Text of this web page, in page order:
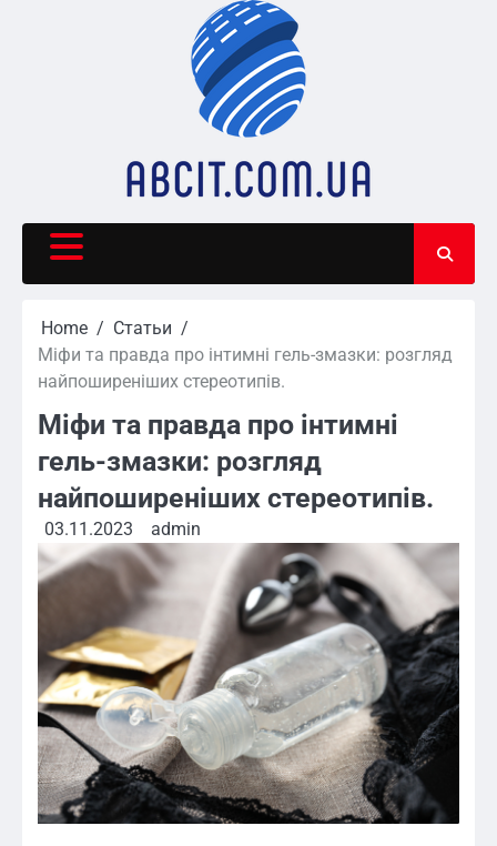
Home
Статьи
Міфи та правда про інтимні гель-змазки: розгляд
найпоширеніших стереотипів.
Міфи та правда про інтимні
гель-змазки: розгляд
найпоширеніших стереотипів.
03.11.2023 admin